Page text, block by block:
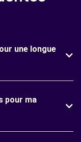
une longue
pour ma